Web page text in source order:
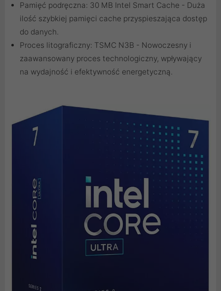
Pamięć podręczna: 30 MB Intel Smart Cache - Duża
ilość szybkiej pamięci cache przyspieszająca dostęp
do danych.
Proces litograficzny: TSMC N3B - Nowoczesny i
zaawansowany proces technologiczny, wpływający
na wydajność i efektywność energetyczną.